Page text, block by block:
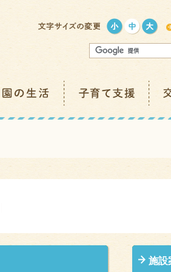
施設